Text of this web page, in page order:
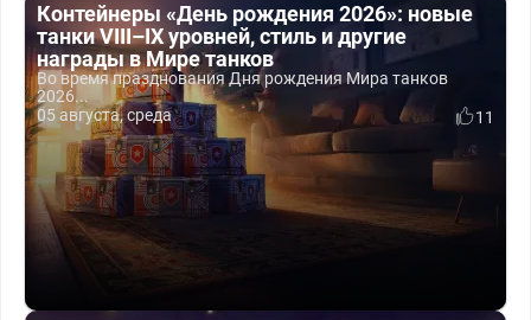
Контейнеры «День рождения 2026»: новые
танки VIII–IX уровней, стиль и другие
награды в Мире танков
Во время празднования Дня рождения Мира танков
2026...
05 августа, среда
11